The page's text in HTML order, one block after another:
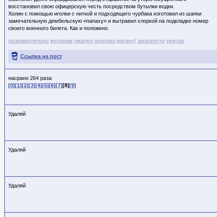
восстановил свою офицерскую честь посредством бутылки водки.
Холин с помощью иголки с ниткой и подходящего чурбака изготовил из шапки
замечательную дембельскую «папаху» и вытравил хлоркой на подкладке номер
своего военного билета. Как и положено.
познавательно истории свалко основы ватаку! засропсто унитаэ
Ссылка на пост
насрано 264 раза:
[0][1][2][3][4][5][6][7][8][9]
Удаляй
Удаляй
Удаляй